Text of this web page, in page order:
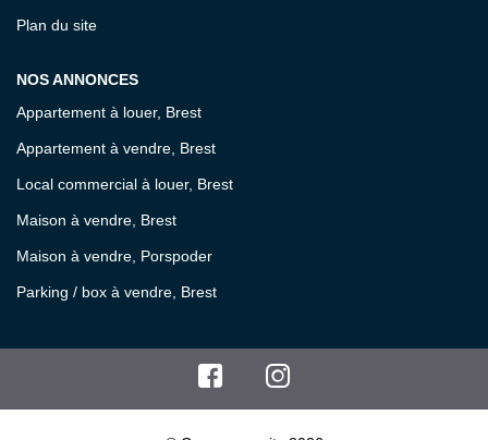
Plan du site
NOS ANNONCES
Appartement à louer, Brest
Appartement à vendre, Brest
Local commercial à louer, Brest
Maison à vendre, Brest
Maison à vendre, Porspoder
Parking / box à vendre, Brest